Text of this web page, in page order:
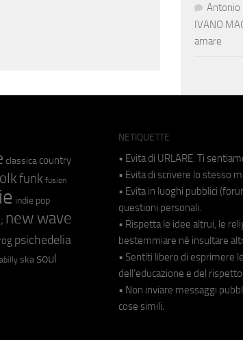
Antonio
IVANO
amare
classica country
funk fusion
indie pop
new wave
psichedelia
ska soul
NETIQUETTE
• Evita di URLARE. Ti
• Evita di scrivere lo stesso
• Evita in luoghi pubblici
questioni personali.
• Rispetta le idee altrui, le
bestemmiare né insultare
• Sentiti libero di esprimere
dell'educazione e del
• Non inviare messaggi
cose simili.